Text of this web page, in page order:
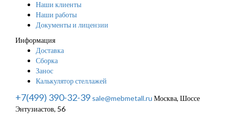
Наши клиенты
Наши работы
Документы и лицензии
Информация
Доставка
Сборка
Занос
Калькулятор стеллажей
+7(499) 390-32-39 sale@mebmetall.ru Москва, Шоссе
Энтузиастов, 56